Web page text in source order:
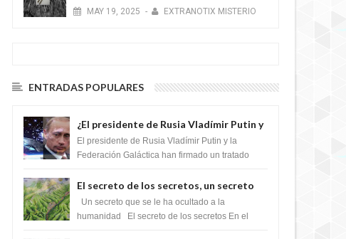
MAY 19, 2025 - EXTRANOTIX MISTERIO
ENTRADAS POPULARES
¿El presidente de Rusia Vladímir Putin y
la Federación Galactica han firmado un
tratado para acabar con los Sionistas?
El presidente de Rusia Vladímir Putin y la
Federación Galáctica han firmado un tratado
Si...
El secreto de los secretos, un secreto
que cambiaría por completo el destino
de la humanidad
Un secreto que se le ha ocultado a la
humanidad El secreto de los secretos En el